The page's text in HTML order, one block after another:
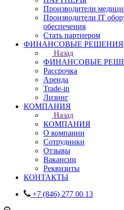
Производители
Производители IT
обеспечения
Стать партнером
ФИНАНСОВЫЕ РЕШЕНИЯ
Назад
ФИНАНСОВЫЕ
Рассрочка
Аренда
Trade-in
Лизинг
КОМПАНИЯ
Назад
КОМПАНИЯ
О компании
Сотрудники
Отзывы
Вакансии
Реквизиты
КОНТАКТЫ
+7 (846) 277 00 13